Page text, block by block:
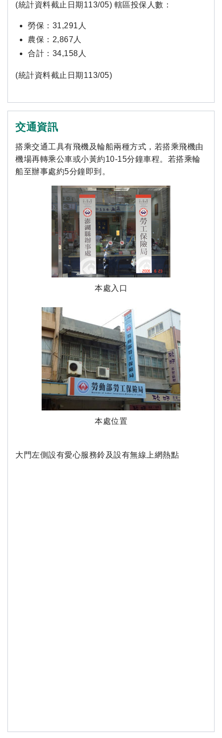
(統計資料截止日期113/05) 轄區投保人數：
勞保：31,291人
農保：2,867人
合計：34,158人
(統計資料截止日期113/05)
交通資訊
搭乘交通工具有飛機及輪船兩種方式，若搭乘飛機由
機場再轉乘公車或小黃約10-15分鐘車程。若搭乘輪
船至辦事處約5分鐘即到。
本處入口
本處位置
大門左側設有愛心服務鈴及設有無線上網熱點